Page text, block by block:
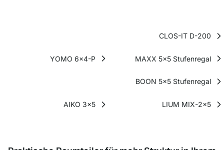
CLOS-IT D-200
YOMO 6x4-P MAXX 5x5 Stufenregal
BOON 5x5 Stufenregal
AIKO 3x5 LIUM MIX-2x5